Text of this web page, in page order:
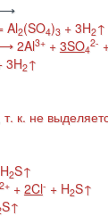
⟶
Al2(SO4)3+ 3H2↑
2Al3++ 3SO4
2-
3H2↑
к. не
2S↑
2++ 2Cl- + H2S↑
S↑